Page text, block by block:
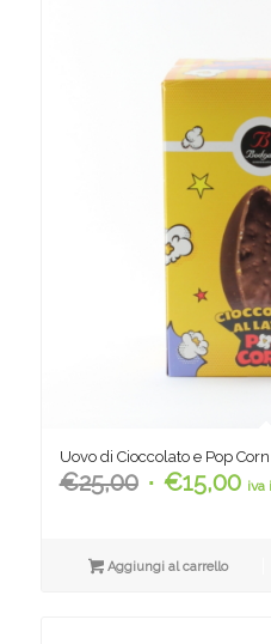
Uovo di Cioccolato e Pop
€25,00 Il
era:
€15,00Iliva
Aggiungi al carrello